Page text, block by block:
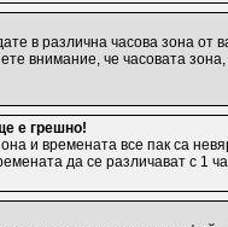
в различна часова зона
че часовата зона,
е грешно!
и времената все пак са
да се различават с 1